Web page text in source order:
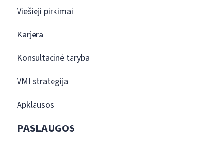
Viešieji pirkimai
Karjera
Konsultacinė taryba
VMI strategija
Apklausos
PASLAUGOS